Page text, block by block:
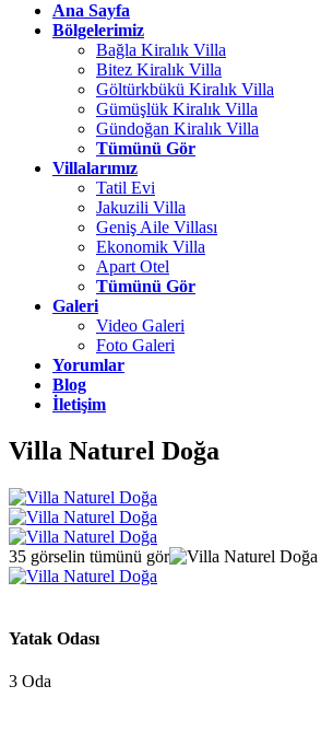
Ana Sayfa
Bölgelerimiz
Bağla Kiralık Villa
Bitez Kiralık Villa
Göltürkbükü Kiralık Villa
Gümüşlük Kiralık Villa
Gündoğan Kiralık Villa
Tümünü Gör
Villalarımız
Tatil Evi
Jakuzili Villa
Geniş Aile Villası
Ekonomik Villa
Apart Otel
Tümünü Gör
Galeri
Video Galeri
Foto Galeri
Yorumlar
Blog
İletişim
Villa Naturel Doğa
35 görselin tümünü gör
Yatak Odası
3 Oda